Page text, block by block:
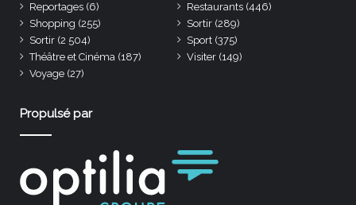
Reportages (6) Restaurants (446)
Shopping (255) Sortir (289)
Sortir (2 504) Sport (375)
Théâtre et Cinéma (187) Visiter (149)
Voyage (27)
Propulsé par